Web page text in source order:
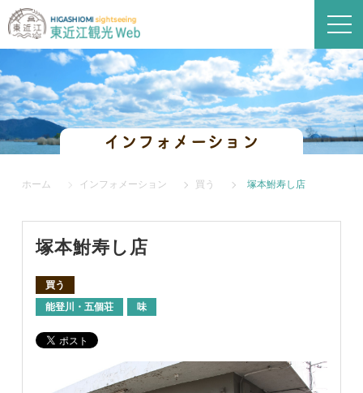
インフォメーション
ホーム インフォメーション 買う 塚本鮒寿し店
塚本鮒寿し店
買う
能登川・五個荘
味